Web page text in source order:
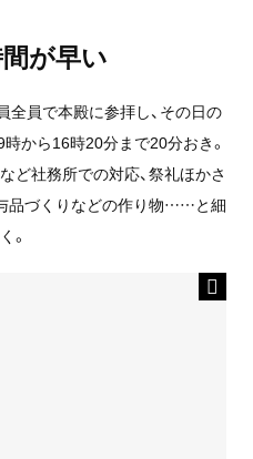
が早い
全員で本殿に参拝し、その日の
から16時20分まで20分おき。
ど社務所での対応、祭礼ほかさ
品づくりなどの作り物……と細
。